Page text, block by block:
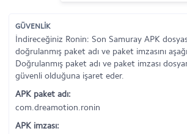
GÜVENLİK
İndireceğiniz Ronin: Son Samuray APK
doğrulanmış paket adı ve paket imzasını
Doğrulanmış paket adı ve paket imzası
güvenli olduğuna işaret eder.
APK paket adı:
com.dreamotion.ronin
APK imzası: